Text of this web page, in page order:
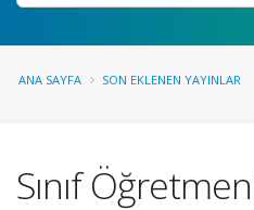
ANA SAYFA SON EKLENEN YAYINLAR
Sınıf